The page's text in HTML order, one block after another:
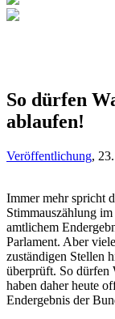
So dürfen
ablaufen!
Veröffentlichung,
Immer mehr spricht
Stimmauszählung
amtlichem
Parlament. Aber
zuständigen Stellen
überprüft. So dürfen
haben daher heute
Endergebnis der